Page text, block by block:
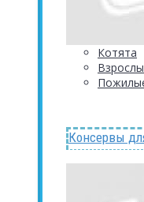
Котята
Консервы